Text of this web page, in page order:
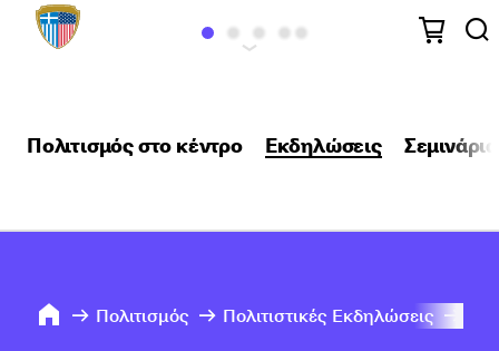
Πολιτισμός στο κέντρο Εκδηλώσεις Σεμινάρια
Πολιτισμός Πολιτιστικές Εκδηλώσεις